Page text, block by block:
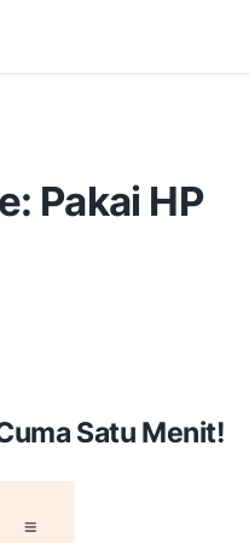
Pakai HP
Satu Menit!